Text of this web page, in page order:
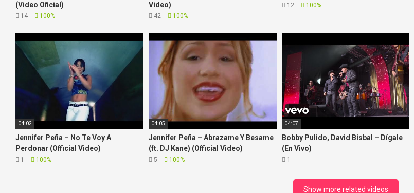
(Video Oficial)
14 100%
Video)
42 100%
12 100%
04:02
Jennifer Peña – No Te Voy A
Perdonar (Official Video)
1 100%
04:05
Jennifer Peña – Abrazame Y Besame
(ft. DJ Kane) (Official Video)
5 100%
04:07
Bobby Pulido, David Bisbal – Dígale
(En Vivo)
1
Show more related videos